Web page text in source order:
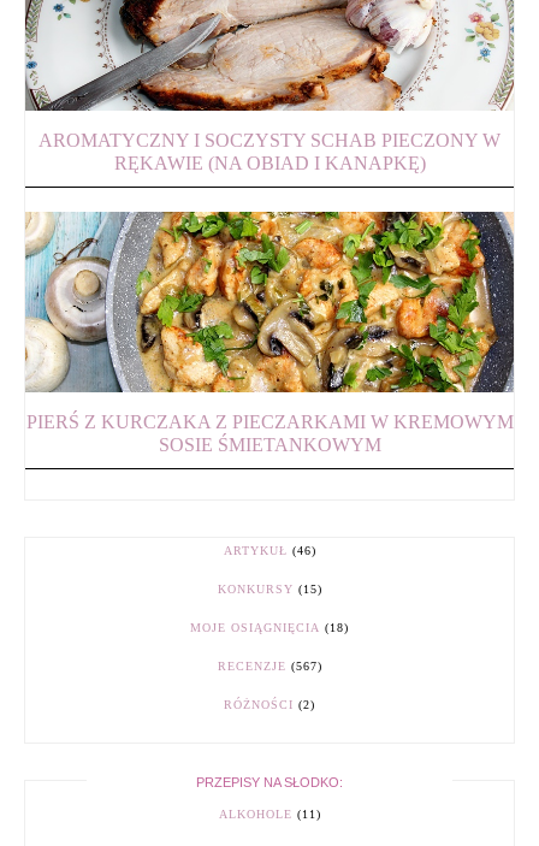
AROMATYCZNY I SOCZYSTY SCHAB PIECZONY W
RĘKAWIE (NA OBIAD I KANAPKĘ)
PIERŚ Z KURCZAKA Z PIECZARKAMI W KREMOWYM
SOSIE ŚMIETANKOWYM
ARTYKUŁ (46)
KONKURSY (15)
MOJE OSIĄGNIĘCIA (18)
RECENZJE (567)
RÓŻNOŚCI (2)
PRZEPISY NA SŁODKO:
ALKOHOLE (11)